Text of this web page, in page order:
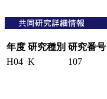
年度 研究種別 研究番号
H04 K 107